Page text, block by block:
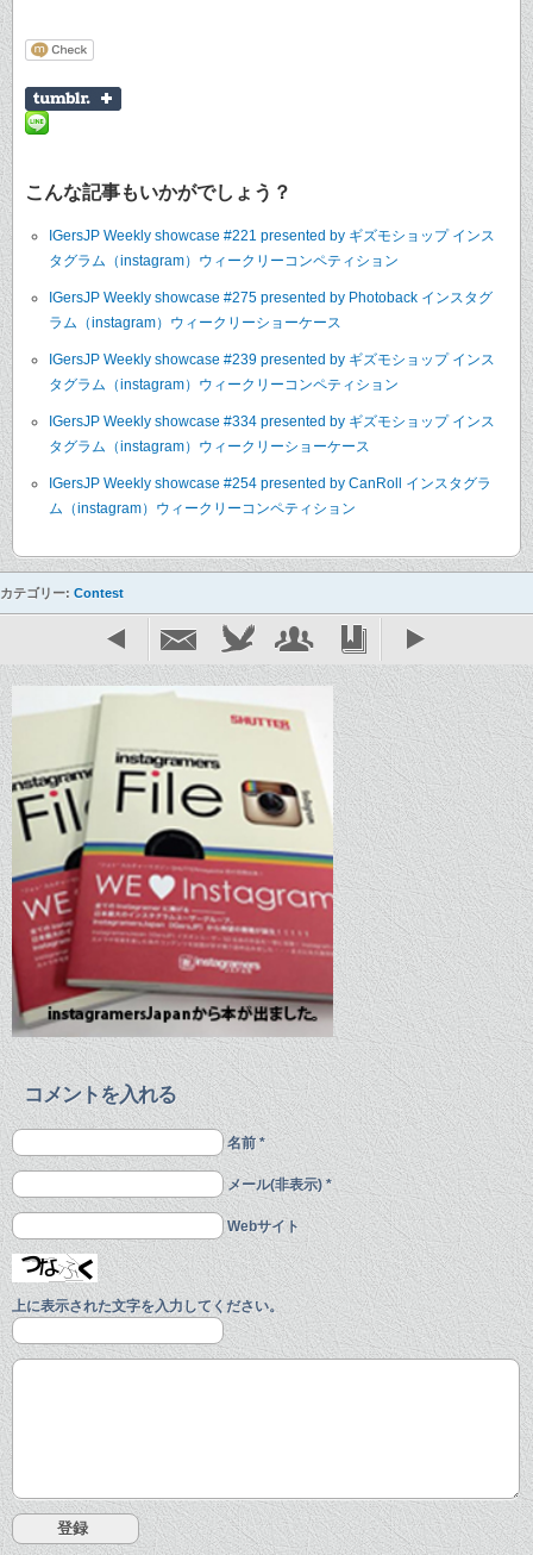
こんな記事もいかがでしょう？
IGersJP Weekly showcase #221 presented by ギズモショップ インス
タグラム（instagram）ウィークリーコンペティション
IGersJP Weekly showcase #275 presented by Photoback インスタグ
ラム（instagram）ウィークリーショーケース
IGersJP Weekly showcase #239 presented by ギズモショップ インス
タグラム（instagram）ウィークリーコンペティション
IGersJP Weekly showcase #334 presented by ギズモショップ インス
タグラム（instagram）ウィークリーショーケース
IGersJP Weekly showcase #254 presented by CanRoll インスタグラ
ム（instagram）ウィークリーコンペティション
カテゴリー: Contest
コメントを入れる
名前 *
メール(非表示) *
Webサイト
上に表示された文字を入力してください。